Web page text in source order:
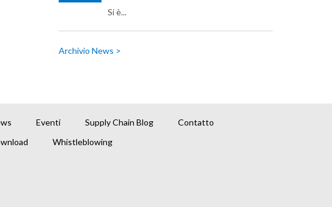
Si è...
Archivio News >
Eventi Supply Chain Blog
Contatto
Whistleblowing